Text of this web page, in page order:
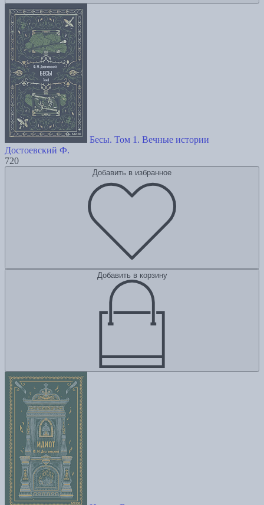
Бесы. Том 1. Вечные истории
Достоевский Ф.
720
Добавить в избранное
Добавить в корзину